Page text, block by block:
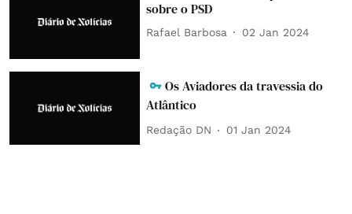
sobre o PSD
Rafael Barbosa 02 Jan 2024
Os Aviadores da travessia do
Atlântico
Redação DN 01 Jan 2024